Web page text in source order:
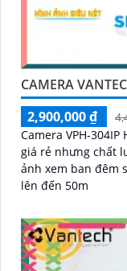
CAMERA
2,900,000 ₫
Camera VPH-
giá rẻ nhưng chất lượng tuyệt
ảnh xem ban đêm
lên đến 50m